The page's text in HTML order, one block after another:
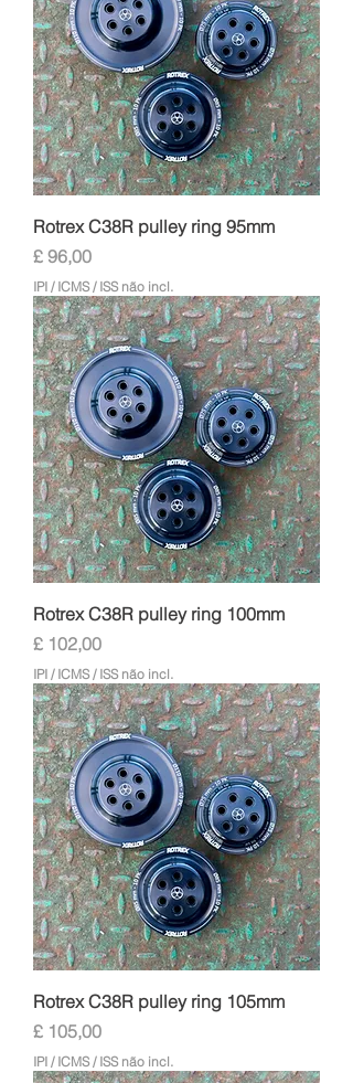
Rotrex C38R pulley ring 95mm
Preço
£ 96,00
IPI / ICMS / ISS não incl.
Rotrex C38R pulley ring 100mm
Preço
£ 102,00
IPI / ICMS / ISS não incl.
Rotrex C38R pulley ring 105mm
Preço
£ 105,00
IPI / ICMS / ISS não incl.